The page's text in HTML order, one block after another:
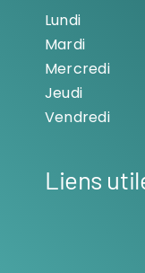
Lundi
Mardi
Mercredi
Jeudi
Vendredi
Liens